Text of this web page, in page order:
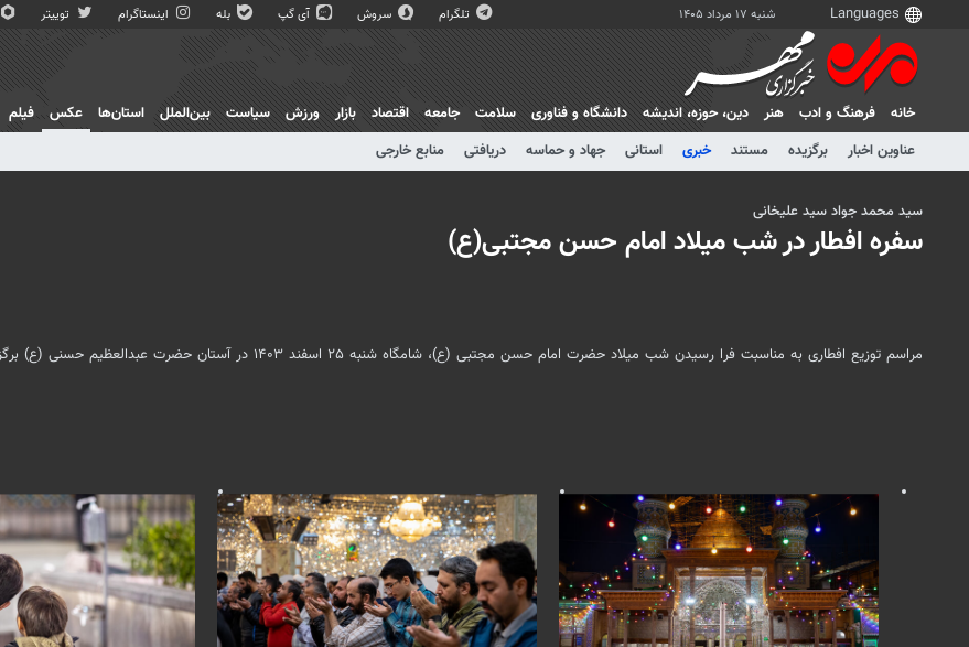
شنبه ۱۷ مرداد ۱۴۰۵ تلگرام سروش آی گپ بله اینستاگرام توییتر
خانه فرهنگ و ادب هنر دين، حوزه، انديشه دانشگاه و فناوری سلامت جامعه اقتصاد بازار ورزش سیاست بین‌الملل استان‌ها
عکس
عناوین اخبار
برگزیده مستند خبری استانی جهاد و حماسه دریافتی منابع خارجی
فیلم
سید محمد جواد سید علیخانی
سفره افطار در شب میلاد امام حسن مجتبی(ع)
مراسم توزیع افطاری به مناسبت فرا رسیدن شب میلاد حضرت امام حسن مجتبی (ع)، شامگاه شنبه ۲۵ اسفند ۱۴۰۳ در آستان حضرت عبدالعظیم حسنی ( ع)